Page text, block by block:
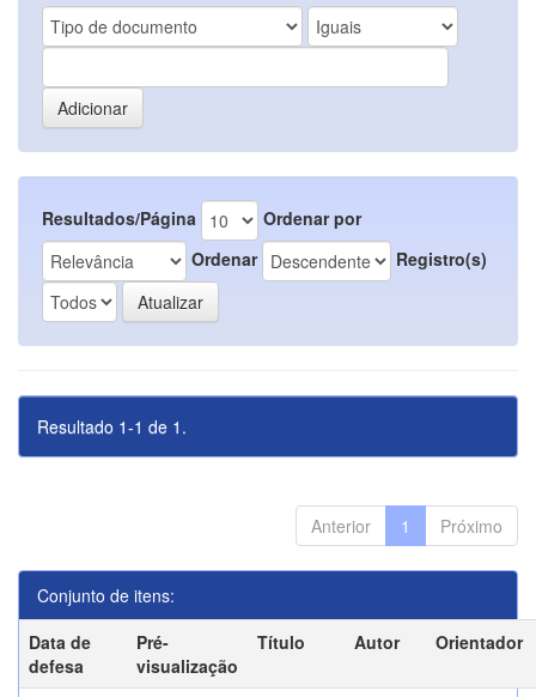
Resultados/Página
Ordenar por
Ordenar
Registro(s)
Resultado 1-1 de 1.
Anterior 1 Próximo
Conjunto de itens:
Data de
defesa
Pré-
visualização
Título Autor Orientador